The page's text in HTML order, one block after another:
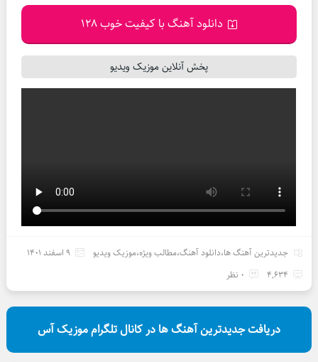
دانلود آهنگ با کیفیت خوب 128
پخش آنلاین موزیک ویدیو
جدیدترین آهنگ ها،دانلود آهنگ،مطالب ویژه،موزیک ویدیو
9 اسفند 1401
4,634
0 نظر
دریافت جدیدترین آهنگ ها در کانال تلگرام موزیک آس